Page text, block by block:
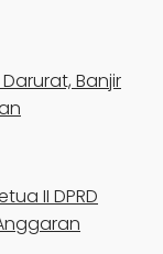
Banjir
II DPRD